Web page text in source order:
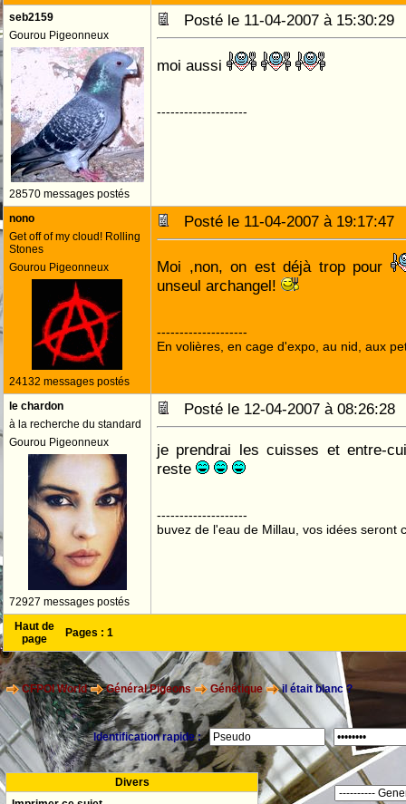
seb2159
Gourou Pigeonneux
28570 messages postés
Posté le 11-04-2007 à
moi aussi
--------------------
nono
Get off of my cloud! Rolling
Stones
Gourou Pigeonneux
24132 messages postés
Posté le 11-04-2007 à
Moi ,non, on est déjà trop pour
unseul archangel!
--------------------
En volières, en cage d'expo, au nid, aux
le chardon
à la recherche du standard
Gourou Pigeonneux
72927 messages postés
Posté le 12-04-2007 à
je prendrai les cuisses et entre-
reste
--------------------
buvez de l'eau de Millau, vos idées seront
Haut de
page
Pages : 1
CFPOI World Général Pigeons Génétique il était blanc ?
Identification rapide :
Divers